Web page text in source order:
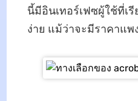
นี้มีอินเทอร์เฟซผู้ใช้ที่เ
ง่าย แม้ว่าจะมีราคาแพ